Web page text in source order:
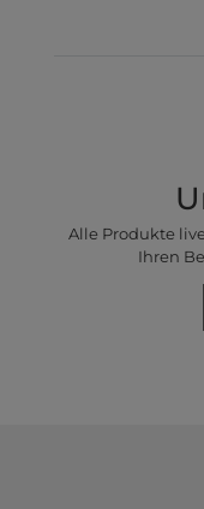
Alle Produkte
Ihren